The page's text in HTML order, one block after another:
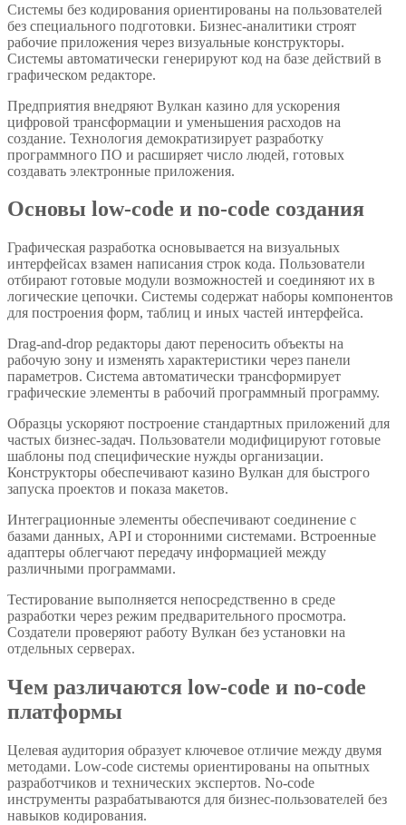
Системы без кодирования ориентированы на пользователей
без специального подготовки. Бизнес-аналитики строят
рабочие приложения через визуальные конструкторы.
Системы автоматически генерируют код на базе действий в
графическом редакторе.
Предприятия внедряют Вулкан казино для ускорения
цифровой трансформации и уменьшения расходов на
создание. Технология демократизирует разработку
программного ПО и расширяет число людей, готовых
создавать электронные приложения.
Основы low-code и no-code создания
Графическая разработка основывается на визуальных
интерфейсах взамен написания строк кода. Пользователи
отбирают готовые модули возможностей и соединяют их в
логические цепочки. Системы содержат наборы компонентов
для построения форм, таблиц и иных частей интерфейса.
Drag-and-drop редакторы дают переносить объекты на
рабочую зону и изменять характеристики через панели
параметров. Система автоматически трансформирует
графические элементы в рабочий программный программу.
Образцы ускоряют построение стандартных приложений для
частых бизнес-задач. Пользователи модифицируют готовые
шаблоны под специфические нужды организации.
Конструкторы обеспечивают казино Вулкан для быстрого
запуска проектов и показа макетов.
Интеграционные элементы обеспечивают соединение с
базами данных, API и сторонними системами. Встроенные
адаптеры облегчают передачу информацией между
различными программами.
Тестирование выполняется непосредственно в среде
разработки через режим предварительного просмотра.
Создатели проверяют работу Вулкан без установки на
отдельных серверах.
Чем различаются low-code и no-code
платформы
Целевая аудитория образует ключевое отличие между двумя
методами. Low-code системы ориентированы на опытных
разработчиков и технических экспертов. No-code
инструменты разрабатываются для бизнес-пользователей без
навыков кодирования.